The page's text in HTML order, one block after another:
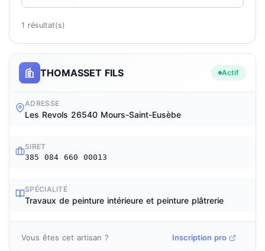
THOMASSET FILS Actif
ADRESSE
Les Revols 26540 Mours-Saint-Eusèbe
SIRET
385 084 660 00013
SPÉCIALITÉ
Travaux de peinture intérieure et peinture plâtrerie
Vous êtes cet artisan ? Inscription pro
1 résultat(s)